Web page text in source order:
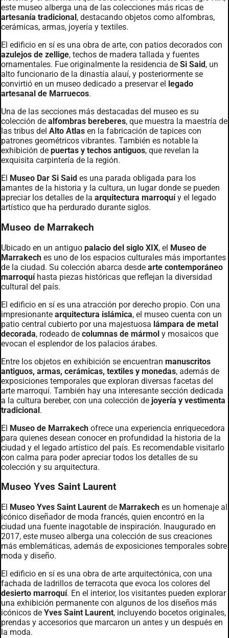
este museo alberga una de las colecciones más ricas de
artesanía tradicional , destacando objetos como alfombras,
cerámicas, armas, joyería y textiles.
El edificio en sí es una obra de arte, con patios decorados con
azulejos de zellige, techos de madera tallada y fuentes
ornamentales. Fue originalmente la residencia de Si Said , un
alto funcionario de la dinastía alauí, y posteriormente se
convirtió en un museo dedicado a preservar el
legado
artesanal de Marruecos.
Una de las secciones más destacadas del museo es su
colección de alfombras bereberes, que muestra la maestría de
las tribus del Alto Atlas en la fabricación de tapices con
patrones geométricos vibrantes. También es notable la
exhibición de puertas y techos antiguos, que revelan la
exquisita carpintería de la región.
El Museo Dar Si Said es una parada obligada para los
amantes de la historia y la cultura, un lugar donde se pueden
apreciar los detalles de la arquitectura marroquíy el legado
artístico que ha perdurado durante siglos.
Museo de Marrakech
Ubicado en un antiguo palacio del siglo XIX, el Museo de
Marrakech es uno de los espacios culturales más importantes
de la ciudad. Su colección abarca desde arte contemporáneo
marroquíhasta piezas históricas que reflejan la diversidad
cultural del país.
El edificio en sí es una atracción por derecho propio. Con una
impresionante arquitectura islámica, el museo cuenta con un
patio central cubierto por una majestuosa lámpara de metal
decorada, rodeado de columnas de mármol y mosaicos que
evocan el esplendor de los palacios árabes.
Entre los objetos en exhibición se encuentran manuscritos
antiguos, armas, cerámicas, textiles y monedas, además de
exposiciones temporales que exploran diversas facetas del
arte marroquí. También hay una interesante sección dedicada
a la cultura bereber, con una colección de joyería y vestimenta
tradicional.
El Museo de Marrakech ofrece una experiencia enriquecedora
para quienes desean conocer en profundidad la historia de la
ciudad y el legado artístico del país. Es recomendable visitarlo
con calma para poder apreciar todos los detalles de su
colección y su arquitectura.
Museo Yves Saint Laurent
El Museo Yves Saint Laurent de Marrakech es un homenaje al
icónico diseñador de moda francés, quien encontró en la
ciudad una fuente inagotable de inspiración. Inaugurado en
2017, este museo alberga una colección de sus creaciones
más emblemáticas, además de exposiciones temporales sobre
moda y diseño.
El edificio en sí es una obra de arte arquitectónica, con una
fachada de ladrillos de terracota que evoca los colores del
desierto marroquí. En el interior, los visitantes pueden explorar
una exhibición permanente con algunos de los diseños más
icónicos de Yves Saint Laurent, incluyendo bocetos originales,
prendas y accesorios que marcaron un antes y un después en
la moda.